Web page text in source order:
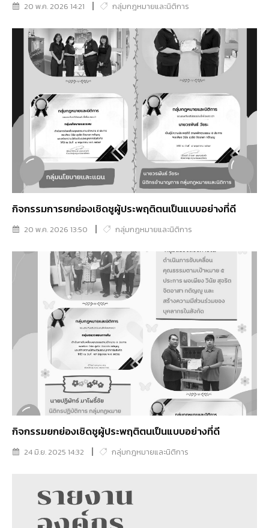
20 พ.ค. 2026 14:21 กลุ่มกฎหมายและนิติการ
กิจกรรมการยกย่องเชิดชูผู้ประพฤติตนเป็นแบบอย่างที่ดี
20 พ.ค. 2026 13:50 กลุ่มกฎหมายและนิติการ
กิจกรรมยกย่องเชิดชูผู้ประพฤติตนเป็นแบบอย่างที่ดี
24 มิ.ย. 2025 14:32 กลุ่มกฎหมายและนิติการ